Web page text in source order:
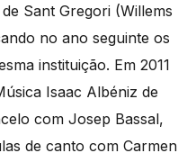
Sant Gregori (Willems
no ano seguinte os
instituição. Em 2011
Isaac Albéniz de
com Josep Bassal,
de canto com Carmen